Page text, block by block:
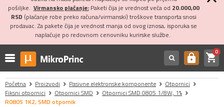
pošiljke. Virmansko plaćanje:Paketi čija je vrednost veća od 20.000,00
RSD (plaćanje robe preko računa/virmanski) troškove transporta snosi
prodavac. Za pakete čija je vrednost manja od ovog iznosa, isporuka se
naplaćuje po redovnom cenovniku kurirske službe.
https shopping_cart0
Početna Proizvodi Pasivne elektronske komponente
Otpornici
Fiksni otpornici
Otpornici SMD
Otpornici SMD 0805 1/8W, 1%
R0805 1K2, SMD otpornik